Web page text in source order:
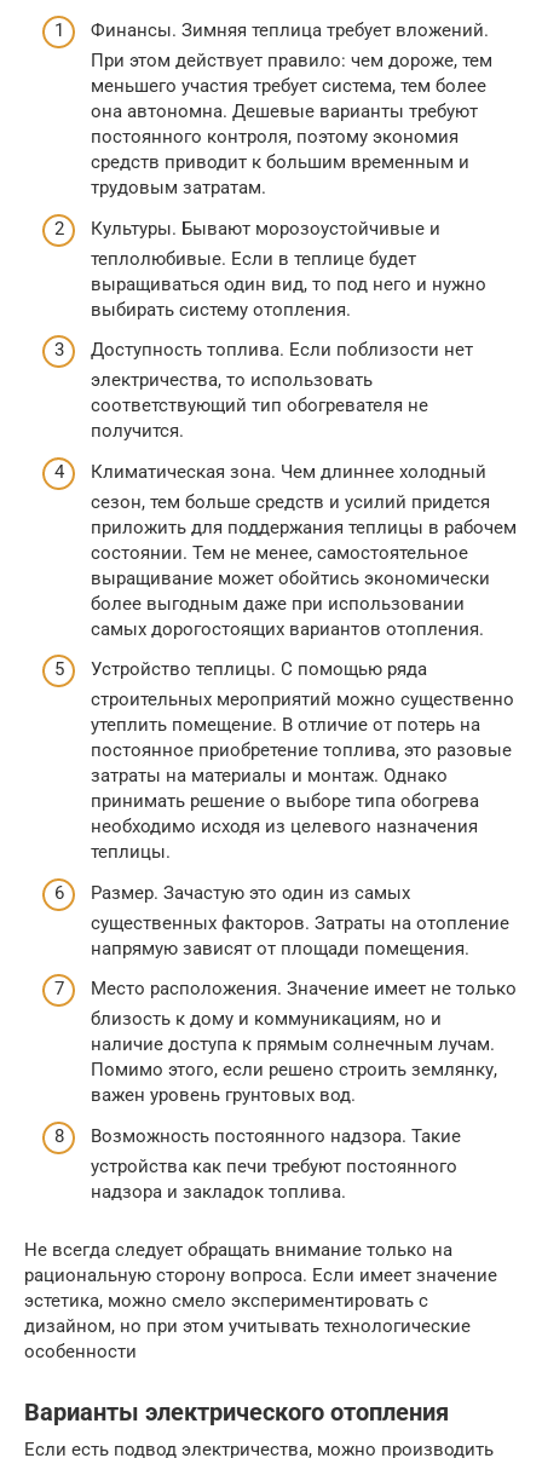
Финансы. Зимняя теплица требует вложений.
При этом действует правило: чем дороже, тем
меньшего участия требует система, тем более
она автономна. Дешевые варианты требуют
постоянного контроля, поэтому экономия
средств приводит к большим временным и
трудовым затратам.
Культуры. Бывают морозоустойчивые и
теплолюбивые. Если в теплице будет
выращиваться один вид, то под него и нужно
выбирать систему отопления.
Доступность топлива. Если поблизости нет
электричества, то использовать
соответствующий тип обогревателя не
получится.
Климатическая зона. Чем длиннее холодный
сезон, тем больше средств и усилий придется
приложить для поддержания теплицы в рабочем
состоянии. Тем не менее, самостоятельное
выращивание может обойтись экономически
более выгодным даже при использовании
самых дорогостоящих вариантов отопления.
Устройство теплицы. С помощью ряда
строительных мероприятий можно существенно
утеплить помещение. В отличие от потерь на
постоянное приобретение топлива, это разовые
затраты на материалы и монтаж. Однако
принимать решение о выборе типа обогрева
необходимо исходя из целевого назначения
теплицы.
Размер. Зачастую это один из самых
существенных факторов. Затраты на отопление
напрямую зависят от площади помещения.
Место расположения. Значение имеет не только
близость к дому и коммуникациям, но и
наличие доступа к прямым солнечным лучам.
Помимо этого, если решено строить землянку,
важен уровень грунтовых вод.
Возможность постоянного надзора. Такие
устройства как печи требуют постоянного
надзора и закладок топлива.
Не всегда следует обращать внимание только на
рациональную сторону вопроса. Если имеет значение
эстетика, можно смело экспериментировать с
дизайном, но при этом учитывать технологические
особенности
Варианты электрического отопления
Если есть подвод электричества, можно производить